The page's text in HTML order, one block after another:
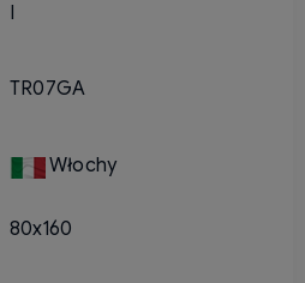
I
TR07GA
Włochy
80x160